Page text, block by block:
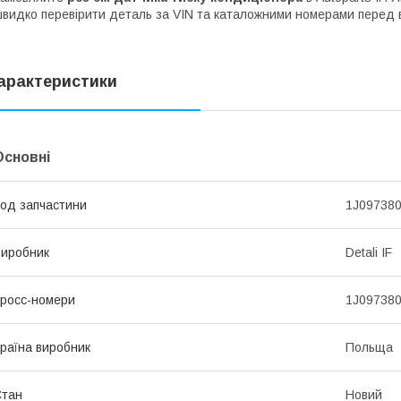
перевірити деталь за VIN та каталожними номерами перед
запчастини
Detali IF
номери
виробник Польща
Новий